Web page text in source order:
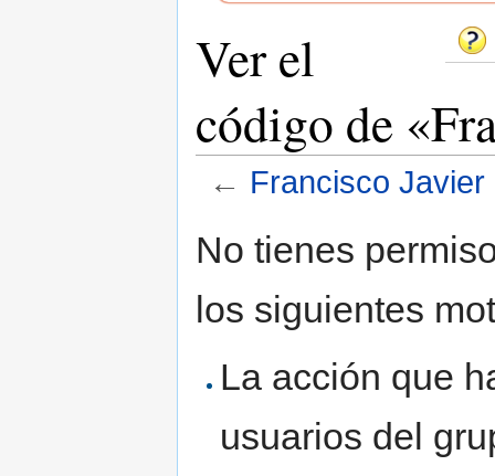
Ver el
código de
← Francisco Javier
No tienes
los siguientes
La acción que
usuarios del